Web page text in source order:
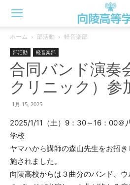
WEB
ホーム 部活動 軽音楽部
部活動 軽音楽部
合同バンド演奏
クリニック）参
1月 15, 2025
2025/1/11（土）9：30～16：00＠
学校
ヤマハから講師の森山先生をお招
施されました。
向陵高校からは３曲分のバンド、